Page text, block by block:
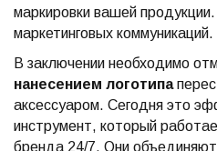
маркировки вашей
маркетинговых коммуникаций.
В заключении необходимо
нанесением логотипа
аксессуаром. Сегодня это
инструмент, который
бренда 24/7. Они